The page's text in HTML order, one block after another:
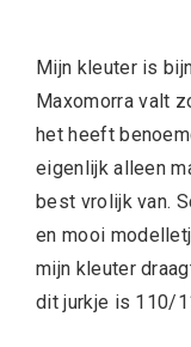
Mijn kleuter is
Maxomorra valt
het heeft
eigenlijk alleen
best vrolijk van.
en mooi
mijn kleuter
dit jurkje is 110/